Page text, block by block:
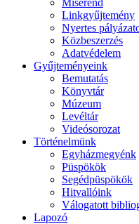
Miserend
Linkgyűjtemény
Nyertes
Közbeszerzés
Adatvédelem
Gyűjteményeink
Bemutatás
Könyvtár
Múzeum
Levéltár
Videósorozat
Történelmünk
Egyházmegyénk
Püspökök
Segédpüspökök
Hitvallóink
Válogatott
Lapozó